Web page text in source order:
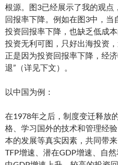
根源。图3已经展示了我的观点
回报率下降。例如在图3中，
投资回报率下降，也缺乏低成
投资无利可图，只好出海投资
正是因为投资回报率下降，经
退”（详见下文）。
以中国为例：
在1978年之后，制度变迁释放
格、学习国外的技术和管理经
本的发展等真实因素，共同带
TFP增速、潜在GDP增速、自